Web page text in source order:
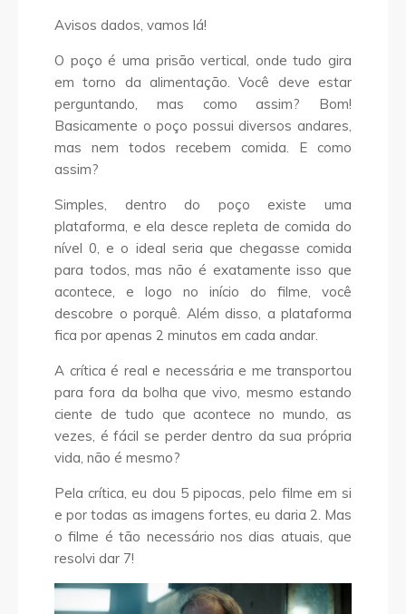
Avisos dados, vamos lá!
O poço é uma prisão vertical, onde tudo gira
em torno da alimentação. Você deve estar
perguntando, mas como assim? Bom!
Basicamente o poço possui diversos andares,
mas nem todos recebem comida. E como
assim?
Simples, dentro do poço existe uma
plataforma, e ela desce repleta de comida do
nível 0, e o ideal seria que chegasse comida
para todos, mas não é exatamente isso que
acontece, e logo no início do filme, você
descobre o porquê. Além disso, a plataforma
fica por apenas 2 minutos em cada andar.
A crítica é real e necessária e me transportou
para fora da bolha que vivo, mesmo estando
ciente de tudo que acontece no mundo, as
vezes, é fácil se perder dentro da sua própria
vida, não é mesmo?
Pela crítica, eu dou 5 pipocas, pelo filme em si
e por todas as imagens fortes, eu daria 2. Mas
o filme é tão necessário nos dias atuais, que
resolvi dar 7!